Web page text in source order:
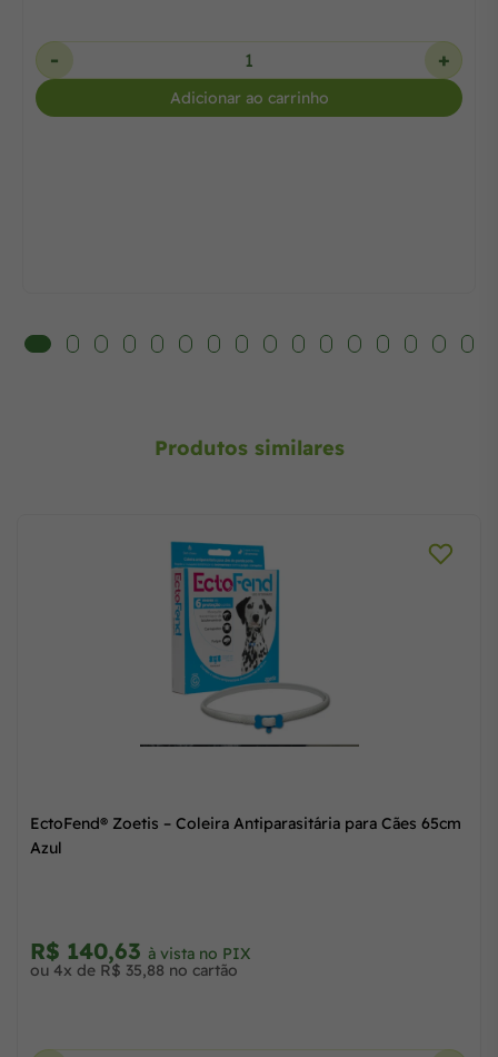
- +
Adicionar ao carrinho
Produtos similares
EctoFend® Zoetis – Coleira Antiparasitária para Cães 65cm
Azul
R$ 140,63 à vista no PIX
ou 4x de R$ 35,88 no cartão